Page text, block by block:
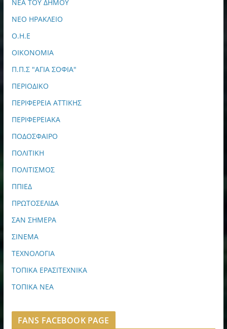
ΝΕΑ ΤΟΥ ΔΗΜΟΥ
ΝΕΟ ΗΡΑΚΛΕΙΟ
Ο.Η.Ε
ΟΙΚΟΝΟΜΙΑ
Π.Π.Σ "ΑΓΙΑ ΣΟΦΙΑ"
ΠΕΡΙΟΔΙΚΟ
ΠΕΡΙΦΕΡΕΙΑ ΑΤΤΙΚΗΣ
ΠΕΡΙΦΕΡΕΙΑΚΑ
ΠΟΔΟΣΦΑΙΡΟ
ΠΟΛΙΤΙΚΗ
ΠΟΛΙΤΙΣΜΟΣ
ΠΠΙΕΔ
ΠΡΩΤΟΣΕΛΙΔΑ
ΣΑΝ ΣΗΜΕΡΑ
ΣΙΝΕΜΑ
ΤΕΧΝΟΛΟΓΙΑ
ΤΟΠΙΚΑ ΕΡΑΣΙΤΕΧΝΙΚΑ
ΤΟΠΙΚΑ ΝΕΑ
FANS FACEBOOK PAGE